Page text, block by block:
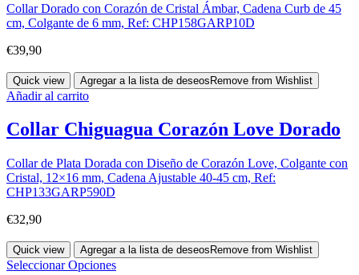
Collar Dorado con Corazón de Cristal Ámbar, Cadena Curb de 45
cm, Colgante de 6 mm, Ref: CHP158GARP10D
€39,90
Quick view Agregar a la lista de deseosRemove from Wishlist
Añadir al carrito
Collar Chiguagua Corazón Love Dorado
Collar de Plata Dorada con Diseño de Corazón Love, Colgante con
Cristal, 12×16 mm, Cadena Ajustable 40-45 cm, Ref:
CHP133GARP590D
€32,90
Quick view Agregar a la lista de deseos Remove from Wishlist
Seleccionar Opciones